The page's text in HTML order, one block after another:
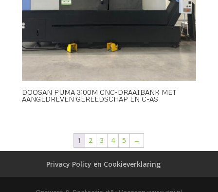
DOOSAN PUMA 3100M CNC-DRAAIBANK MET
AANGEDREVEN GEREEDSCHAP EN C-AS
1 2 3 4 5 →
Privacy Policy en Cookieverklaring